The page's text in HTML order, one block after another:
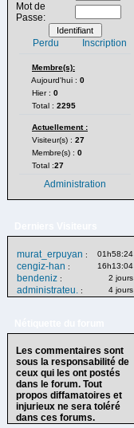
Mot de
Passe:
Perdu Inscription
Membre(s):
Aujourd'hui : 0
Hier : 0
Total : 2295
Actuellement :
Visiteur(s) : 27
Membre(s) : 0
Total :27
Administration
murat_erpuyan : 01h58:24
cengiz-han : 16h13:04
bendeniz : 2 jours
administrateu. : 4 jours
Les commentaires sont
sous la responsabilité de
ceux qui les ont postés
dans le forum. Tout
propos diffamatoires et
injurieux ne sera toléré
dans ces forums.